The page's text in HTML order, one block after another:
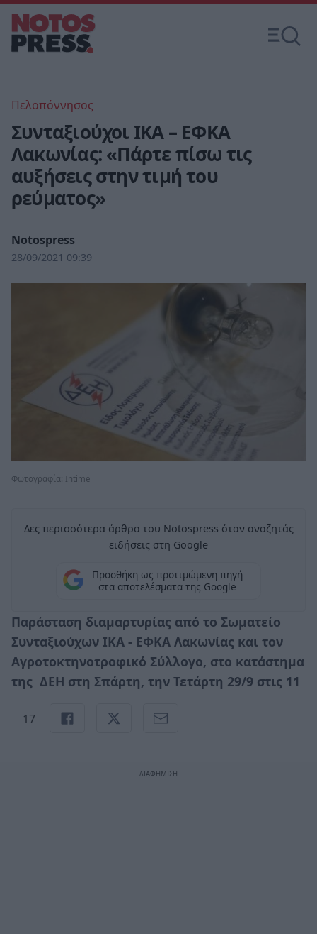
Πελοπόννησος
Συνταξιούχοι ΙΚΑ – ΕΦΚΑ
Λακωνίας: «Πάρτε πίσω τις
αυξήσεις στην τιμή του
ρεύματος»
Notospress
28/09/2021 09:39
Φωτογραφία: Intime
Δες περισσότερα άρθρα του Notospress όταν αναζητάς
ειδήσεις στη Google
Προσθήκη ως προτιμώμενη πηγή
στα αποτελέσματα της Google
Παράσταση διαμαρτυρίας από το Σωματείο
Συνταξιούχων ΙΚΑ - ΕΦΚΑ Λακωνίας και τον
Αγροτοκτηνοτροφικό Σύλλογο, στο κατάστημα
της ΔΕΗ στη Σπάρτη, την Τετάρτη 29/9 στις 11
17